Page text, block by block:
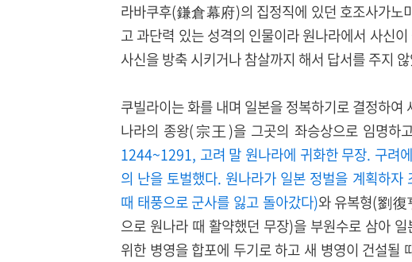
라바쿠후(鎌倉幕府)의 집정직에 있던 호조사가
고 과단력 있는 성격의 인물이라 원나라에서 사신
사신을 방축 시키거나 참살까지 해서 답서를 주지
쿠빌라이는 화를 내며 일본을 정복하기로 결정하
나라의 종왕(宗王)을 그곳의 좌승상으로 임명하
1244~1291, 고려 말 원나라에 귀화한 무장. 구려
의 난을 토벌했다. 원나라가 일본 정벌을 계획하
때 태풍으로 군사를 잃고 돌아갔다)와 유복형(劉
으로 원나라 때 활약했던 무장)을 부원수로 삼아
위한 병영을 합포에 두기로 하고 새 병영이 건설될